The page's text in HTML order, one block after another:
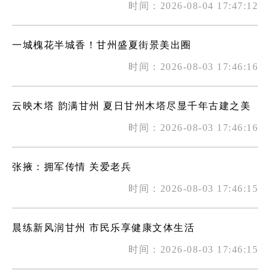
时间：2026-08-04 17:47:12
一城槐花半城香！甘州盛夏街景美出圈
时间：2026-08-03 17:46:16
云映木塔 韵满甘州 夏日甘州木塔尽显千年古建之美
时间：2026-08-03 17:46:16
张掖：拥军传情 关爱老兵
时间：2026-08-03 17:46:15
晨练新风润甘州 市民乐享健康文体生活
时间：2026-08-03 17:46:15